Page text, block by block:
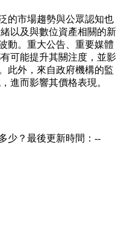
的市場趨勢與公眾認知也
以及與數位資產相關的新
動。重大公告、重要媒體
可能提升其關注度，並影
此外，來自政府機構的監
進而影響其價格表現。
少？最後更新時間：--